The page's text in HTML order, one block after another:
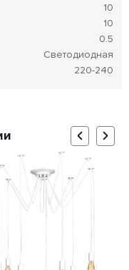
10
10
0.5
Светодиодная
220-240